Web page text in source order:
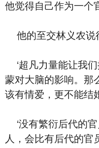
他觉得自己作为一个
他的至交林义农说
‘超凡力量能让我
蒙对大脑的影响。那
该有情爱，更不能结
‘没有繁衍后代的
人，会比有后代的官